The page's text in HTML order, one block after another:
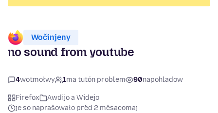
Wočinjeny
no sound from youtube
4wotmołwy 1ma tutón problem 90napohladow
Firefox
Awdijo a Widejo
je so naprašowało před 2 měsacomaj